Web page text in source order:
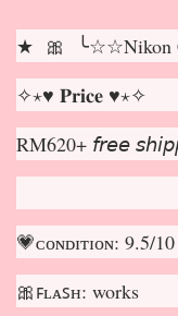
★ 🎀 ╰☆☆Nikon
✧⋆♥ 𝐏𝐫𝐢𝐜𝐞 ♥⋆✧
RM620+ 𝘧𝘳𝘦𝘦
💗ᴄᴏɴᴅɪᴛɪᴏɴ: 9.5/10
🎀ꜰʟᴀꜱʜ: works